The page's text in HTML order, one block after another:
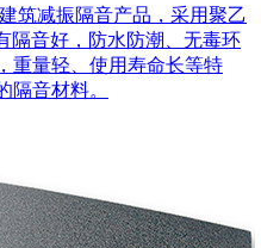
筑减振隔音产品，采用聚乙
隔音好，防水防潮、无毒环
重量轻、使用寿命长等特
隔音材料。